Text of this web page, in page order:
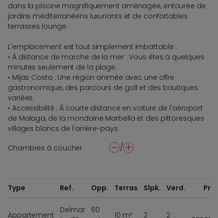
dans la piscine magnifiquement aménagée, entourée de
jardins méditerranéens luxuriants et de confortables
terrasses lounge.
L'emplacement est tout simplement imbattable :
• À distance de marche de la mer : Vous êtes à quelques
minutes seulement de la plage.
• Mijas Costa : Une région animée avec une offre
gastronomique, des parcours de golf et des boutiques
variées.
• Accessibilité : À courte distance en voiture de l'aéroport
de Malaga, de la mondaine Marbella et des pittoresques
villages blancs de l'arrière-pays.
Chambres à coucher
-/ +
Type Ref. Opp. Terras Slpk. Verd. Prix
Appartement
Delmar
60
10 m² 2 2